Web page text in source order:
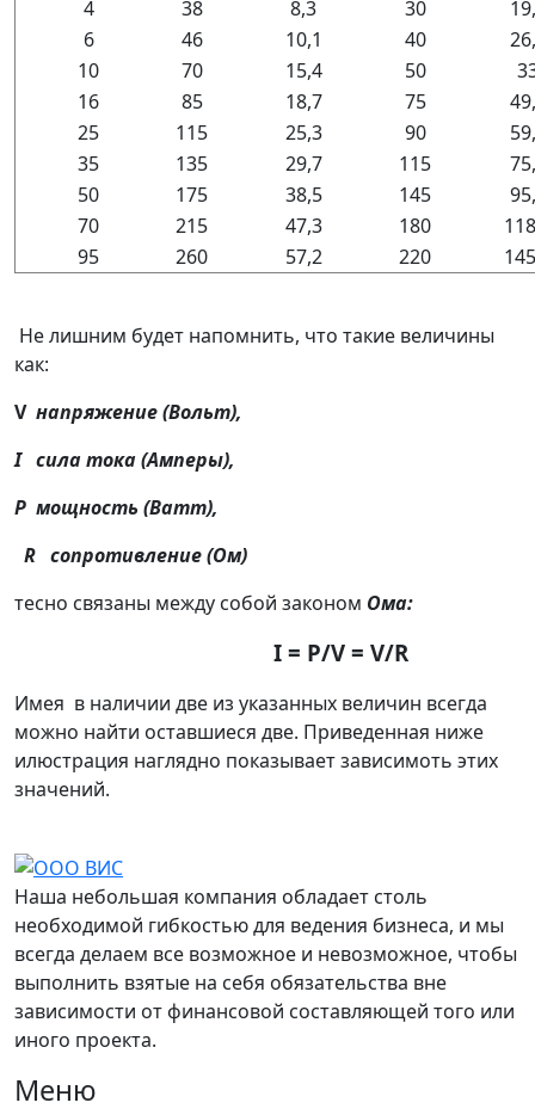
4 38 8,3 30
6
46 10,1 40
10
70 15,4 50
16
85 18,7 75
25
115 25,3 90
35
135 29,7 115
50
175 38,5 145
70
215 47,3 180
95
260 57,2 220
Не лишним будет напомнить, что такие величины
как:
V напряжение (Вольт),
Iсила тока (Амперы),
P мощность (Ватт),
R сопротивление (Ом)
тесно связаны между собой законом Ома:
I = P/V = V/R
Имея в наличии две из указанных величин всегда
можно найти оставшиеся две. Приведенная ниже
илюстрация наглядно показывает зависимоть этих
значений.
Наша небольшая компания обладает столь
необходимой гибкостью для ведения бизнеса, и мы
всегда делаем все возможное и невозможное, чтобы
выполнить взятые на себя обязательства вне
зависимости от финансовой составляющей того или
иного проекта.
Меню